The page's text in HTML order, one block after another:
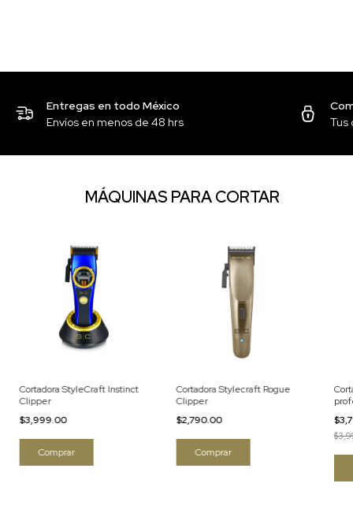
Entregas en todo México
Envíos en menos de 48 hrs
Tus
MÁQUINAS PARA CORTAR
Cortadora StyleCraft Instinct
Clipper
$3,999.00
Cortadora Stylecraft Rogue
Clipper
$2,790.00